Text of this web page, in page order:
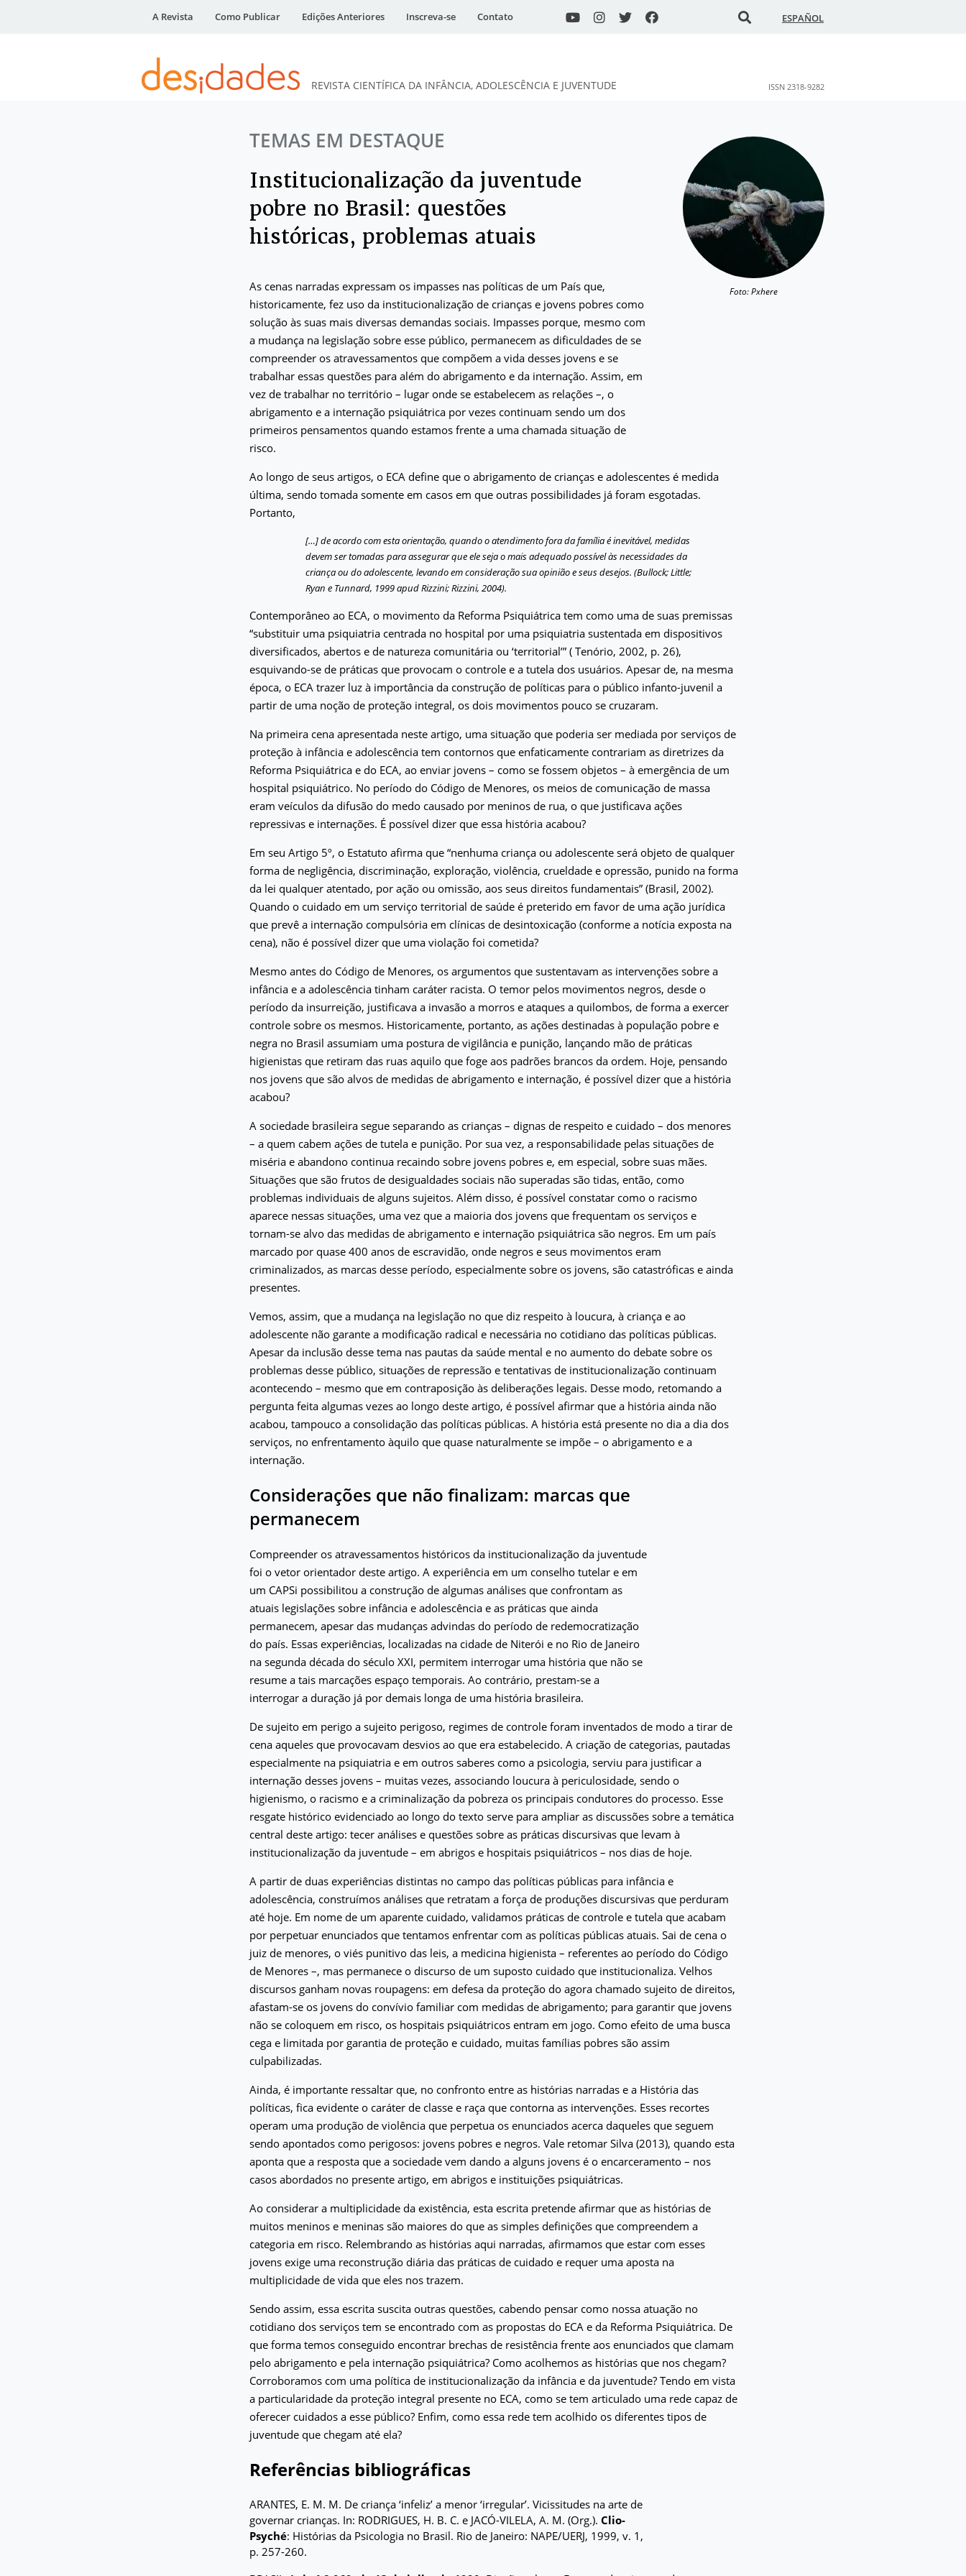
A Revista Como Publicar Edições Anteriores Inscreva-se Contato ESPAÑOL
DESidades
REVISTA CIENTÍFICA DA INFÂNCIA, ADOLESCÊNCIA E JUVENTUDE ISSN 2318-9282
Foto: Pxhere
TEMAS EM DESTAQUE
Institucionalização da juventude
pobre no Brasil: questões
históricas, problemas atuais
As cenas narradas expressam os impasses nas políticas de um País que,
historicamente, fez uso da institucionalização de crianças e jovens pobres como
solução às suas mais diversas demandas sociais. Impasses porque, mesmo com
a mudança na legislação sobre esse público, permanecem as dificuldades de se
compreender os atravessamentos que compõem a vida desses jovens e se
trabalhar essas questões para além do abrigamento e da internação. Assim, em
vez de trabalhar no território – lugar onde se estabelecem as relações –, o
abrigamento e a internação psiquiátrica por vezes continuam sendo um dos
primeiros pensamentos quando estamos frente a uma chamada situação de
risco.
Ao longo de seus artigos, o ECA define que o abrigamento de crianças e adolescentes é medida
última, sendo tomada somente em casos em que outras possibilidades já foram esgotadas.
Portanto,
[…] de acordo com esta orientação, quando o atendimento fora da família é inevitável, medidas
devem ser tomadas para assegurar que ele seja o mais adequado possível às necessidades da
criança ou do adolescente, levando em consideração sua opinião e seus desejos. (Bullock; Little;
Ryan e Tunnard, 1999 apud Rizzini; Rizzini, 2004).
Contemporâneo ao ECA, o movimento da Reforma Psiquiátrica tem como uma de suas premissas
“substituir uma psiquiatria centrada no hospital por uma psiquiatria sustentada em dispositivos
diversificados, abertos e de natureza comunitária ou ‘territorial’” ( Tenório, 2002, p. 26),
esquivando-se de práticas que provocam o controle e a tutela dos usuários. Apesar de, na mesma
época, o ECA trazer luz à importância da construção de políticas para o público infanto-juvenil a
partir de uma noção de proteção integral, os dois movimentos pouco se cruzaram.
Na primeira cena apresentada neste artigo, uma situação que poderia ser mediada por serviços de
proteção à infância e adolescência tem contornos que enfaticamente contrariam as diretrizes da
Reforma Psiquiátrica e do ECA, ao enviar jovens – como se fossem objetos – à emergência de um
hospital psiquiátrico. No período do Código de Menores, os meios de comunicação de massa
eram veículos da difusão do medo causado por meninos de rua, o que justificava ações
repressivas e internações. É possível dizer que essa história acabou?
Em seu Artigo 5º, o Estatuto afirma que “nenhuma criança ou adolescente será objeto de qualquer
forma de negligência, discriminação, exploração, violência, crueldade e opressão, punido na forma
da lei qualquer atentado, por ação ou omissão, aos seus direitos fundamentais” (Brasil, 2002).
Quando o cuidado em um serviço territorial de saúde é preterido em favor de uma ação jurídica
que prevê a internação compulsória em clínicas de desintoxicação (conforme a notícia exposta na
cena), não é possível dizer que uma violação foi cometida?
Mesmo antes do Código de Menores, os argumentos que sustentavam as intervenções sobre a
infância e a adolescência tinham caráter racista. O temor pelos movimentos negros, desde o
período da insurreição, justificava a invasão a morros e ataques a quilombos, de forma a exercer
controle sobre os mesmos. Historicamente, portanto, as ações destinadas à população pobre e
negra no Brasil assumiam uma postura de vigilância e punição, lançando mão de práticas
higienistas que retiram das ruas aquilo que foge aos padrões brancos da ordem. Hoje, pensando
nos jovens que são alvos de medidas de abrigamento e internação, é possível dizer que a história
acabou?
A sociedade brasileira segue separando as crianças – dignas de respeito e cuidado – dos menores
– a quem cabem ações de tutela e punição. Por sua vez, a responsabilidade pelas situações de
miséria e abandono continua recaindo sobre jovens pobres e, em especial, sobre suas mães.
Situações que são frutos de desigualdades sociais não superadas são tidas, então, como
problemas individuais de alguns sujeitos. Além disso, é possível constatar como o racismo
aparece nessas situações, uma vez que a maioria dos jovens que frequentam os serviços e
tornam-se alvo das medidas de abrigamento e internação psiquiátrica são negros. Em um país
marcado por quase 400 anos de escravidão, onde negros e seus movimentos eram
criminalizados, as marcas desse período, especialmente sobre os jovens, são catastróficas e ainda
presentes.
Vemos, assim, que a mudança na legislação no que diz respeito à loucura, à criança e ao
adolescente não garante a modificação radical e necessária no cotidiano das políticas públicas.
Apesar da inclusão desse tema nas pautas da saúde mental e no aumento do debate sobre os
problemas desse público, situações de repressão e tentativas de institucionalização continuam
acontecendo – mesmo que em contraposição às deliberações legais. Desse modo, retomando a
pergunta feita algumas vezes ao longo deste artigo, é possível afirmar que a história ainda não
acabou, tampouco a consolidação das políticas públicas. A história está presente no dia a dia dos
serviços, no enfrentamento àquilo que quase naturalmente se impõe – o abrigamento e a
internação.
Considerações que não finalizam: marcas que
permanecem
Compreender os atravessamentos históricos da institucionalização da juventude
foi o vetor orientador deste artigo. A experiência em um conselho tutelar e em
um CAPSi possibilitou a construção de algumas análises que confrontam as
atuais legislações sobre infância e adolescência e as práticas que ainda
permanecem, apesar das mudanças advindas do período de redemocratização
do país. Essas experiências, localizadas na cidade de Niterói e no Rio de Janeiro
na segunda década do século XXI, permitem interrogar uma história que não se
resume a tais marcações espaço temporais. Ao contrário, prestam-se a
interrogar a duração já por demais longa de uma história brasileira.
De sujeito em perigo a sujeito perigoso, regimes de controle foram inventados de modo a tirar de
cena aqueles que provocavam desvios ao que era estabelecido. A criação de categorias, pautadas
especialmente na psiquiatria e em outros saberes como a psicologia, serviu para justificar a
internação desses jovens – muitas vezes, associando loucura à periculosidade, sendo o
higienismo, o racismo e a criminalização da pobreza os principais condutores do processo. Esse
resgate histórico evidenciado ao longo do texto serve para ampliar as discussões sobre a temática
central deste artigo: tecer análises e questões sobre as práticas discursivas que levam à
institucionalização da juventude – em abrigos e hospitais psiquiátricos – nos dias de hoje.
A partir de duas experiências distintas no campo das políticas públicas para infância e
adolescência, construímos análises que retratam a força de produções discursivas que perduram
até hoje. Em nome de um aparente cuidado, validamos práticas de controle e tutela que acabam
por perpetuar enunciados que tentamos enfrentar com as políticas públicas atuais. Sai de cena o
juiz de menores, o viés punitivo das leis, a medicina higienista – referentes ao período do Código
de Menores –, mas permanece o discurso de um suposto cuidado que institucionaliza. Velhos
discursos ganham novas roupagens: em defesa da proteção do agora chamado sujeito de direitos,
afastam-se os jovens do convívio familiar com medidas de abrigamento; para garantir que jovens
não se coloquem em risco, os hospitais psiquiátricos entram em jogo. Como efeito de uma busca
cega e limitada por garantia de proteção e cuidado, muitas famílias pobres são assim
culpabilizadas.
Ainda, é importante ressaltar que, no confronto entre as histórias narradas e a História das
políticas, fica evidente o caráter de classe e raça que contorna as intervenções. Esses recortes
operam uma produção de violência que perpetua os enunciados acerca daqueles que seguem
sendo apontados como perigosos: jovens pobres e negros. Vale retomar Silva (2013), quando esta
aponta que a resposta que a sociedade vem dando a alguns jovens é o encarceramento – nos
casos abordados no presente artigo, em abrigos e instituições psiquiátricas.
Ao considerar a multiplicidade da existência, esta escrita pretende afirmar que as histórias de
muitos meninos e meninas são maiores do que as simples definições que compreendem a
categoria em risco. Relembrando as histórias aqui narradas, afirmamos que estar com esses
jovens exige uma reconstrução diária das práticas de cuidado e requer uma aposta na
multiplicidade de vida que eles nos trazem.
Sendo assim, essa escrita suscita outras questões, cabendo pensar como nossa atuação no
cotidiano dos serviços tem se encontrado com as propostas do ECA e da Reforma Psiquiátrica. De
que forma temos conseguido encontrar brechas de resistência frente aos enunciados que clamam
pelo abrigamento e pela internação psiquiátrica? Como acolhemos as histórias que nos chegam?
Corroboramos com uma política de institucionalização da infância e da juventude? Tendo em vista
a particularidade da proteção integral presente no ECA, como se tem articulado uma rede capaz de
oferecer cuidados a esse público? Enfim, como essa rede tem acolhido os diferentes tipos de
juventude que chegam até ela?
Referências bibliográficas
ARANTES, E. M. M. De criança ‘infeliz’ a menor ‘irregular’. Vicissitudes na arte de
governar crianças. In: RODRIGUES, H. B. C. e JACÓ-VILELA, A. M. (Org.). Clio-
Psyché: Histórias da Psicologia no Brasil. Rio de Janeiro: NAPE/UERJ, 1999, v. 1,
p. 257-260.